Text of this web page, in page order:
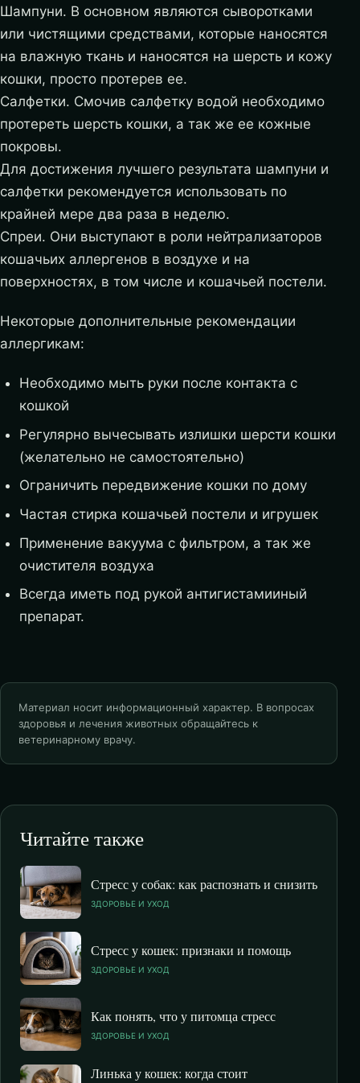
Шампуни. В основном являются сыворотками
или чистящими средствами, которые наносятся
на влажную ткань и наносятся на шерсть и кожу
кошки, просто протерев ее.
Салфетки. Смочив салфетку водой необходимо
протереть шерсть кошки, а так же ее кожные
покровы.
Для достижения лучшего результата шампуни и
салфетки рекомендуется использовать по
крайней мере два раза в неделю.
Спреи. Они выступают в роли нейтрализаторов
кошачьих аллергенов в воздухе и на
поверхностях, в том числе и кошачьей постели.
Некоторые дополнительные рекомендации
аллергикам:
Необходимо мыть руки после контакта с
кошкой
Регулярно вычесывать излишки шерсти кошки
(желательно не самостоятельно)
Ограничить передвижение кошки по дому
Частая стирка кошачьей постели и игрушек
Применение вакуума с фильтром, а так же
очистителя воздуха
Всегда иметь под рукой антигистамииный
препарат.
Материал носит информационный характер. В вопросах
здоровья и лечения животных обращайтесь к
ветеринарному врачу.
Читайте также
Стресс у собак: как распознать и снизить
ЗДОРОВЬЕ И УХОД
Стресс у кошек: признаки и помощь
ЗДОРОВЬЕ И УХОД
Как понять, что у питомца стресс
ЗДОРОВЬЕ И УХОД
Линька у кошек: когда стоит